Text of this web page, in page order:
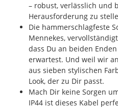
– robust, verlässlich und
Herausforderung zu
Die hammerschlagfeste
Mennekes,
dass Du an beiden
erwartest. Und weil wir
aus sieben stylischen
Look, der zu Dir passt.
Mach Dir keine Sorgen
IP44 ist dieses Kabel